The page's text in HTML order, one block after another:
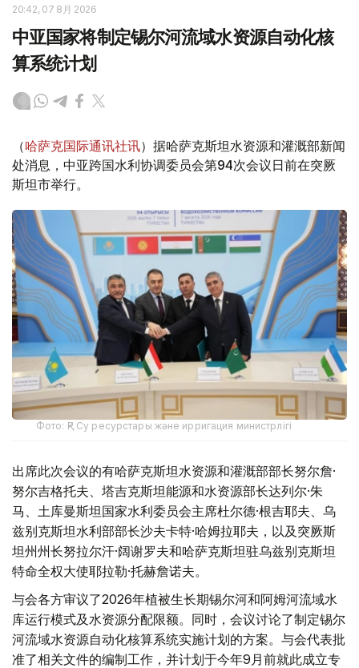
20:42, 07 8月 2026
中亚国家将制定锡尔河流域水资源自动化核
算系统计划
（哈萨克国际通讯社讯）据哈萨克斯坦水资源和灌溉部新闻
处消息，中亚跨国水利协调委员会第94次会议日前在突厥
斯坦市举行。
Фото: ҚР Су ресурстары және ирригация министрлігі
出席此次会议的有哈萨克斯坦水资源和灌溉部部长努尔詹·
努尔吉格托夫、塔吉克斯坦能源和水资源部长达列尔·朱
马、土库曼斯坦国家水利委员会主席杜尔德·根吉耶夫、乌
兹别克斯坦水利部部长沙夫卡特·哈姆拉耶夫，以及突厥斯
坦州州长努拉尔汗·阔谢罗夫和哈萨克斯坦驻乌兹别克斯坦
特命全权大使耶拉勒·托赫詹诺夫。
与会各方审议了2026年植被生长期锡尔河和阿姆河流域水
库运行模式及水资源分配限额。同时，会议讨论了制定锡尔
河流域水资源自动化核算系统实施计划的方案。与会代表批
准了相关文件的编制工作，并计划于今年9月前就此成立专